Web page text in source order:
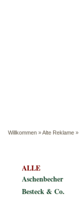
Willkommen »Alte Reklame »
ALLE
Aschenbecher
Besteck & Co.